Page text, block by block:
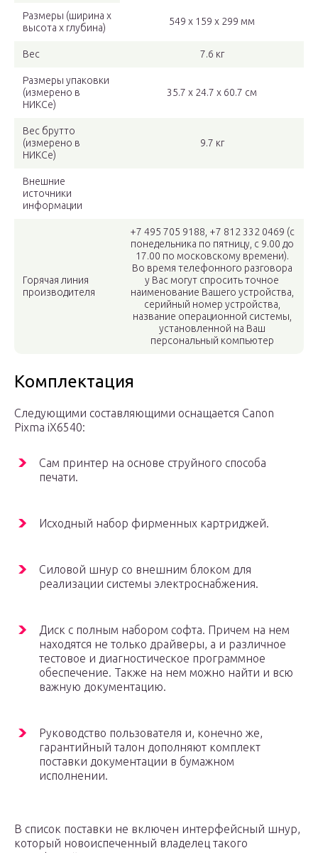
Размеры (ширина x
высота x глубина)
549 x 159 x 299 мм
Вес 7.6 кг
Размеры упаковки
(измерено в
НИКСе)
35.7 x 24.7 x 60.7 см
Вес брутто
(измерено в
НИКСе)
9.7 кг
Внешние
источники
информации
Горячая линия
производителя
+7 495 705 9188, +7 812 332 0469 (с
понедельника по пятницу, с 9.00 до
17.00 по московскому времени).
Во время телефонного разговора
у Вас могут спросить точное
наименование Вашего устройства,
серийный номер устройства,
название операционной системы,
установленной на Ваш
персональный компьютер
Комплектация
Следующими составляющими оснащается Canon
Pixma iX6540:
Сам принтер на основе струйного способа
печати.
Исходный набор фирменных картриджей.
Силовой шнур со внешним блоком для
реализации системы электроснабжения.
Диск с полным набором софта. Причем на нем
находятся не только драйверы, а и различное
тестовое и диагностическое программное
обеспечение. Также на нем можно найти и всю
важную документацию.
Руководство пользователя и, конечно же,
гарантийный талон дополняют комплект
поставки документации в бумажном
исполнении.
В список поставки не включен интерфейсный шнур,
который новоиспеченный владелец такого